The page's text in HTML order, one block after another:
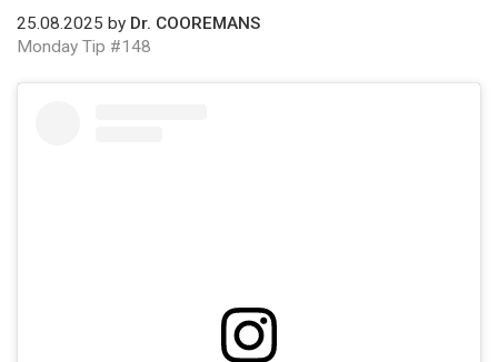
25.08.2025 by Dr. COOREMANS
Monday Tip #148